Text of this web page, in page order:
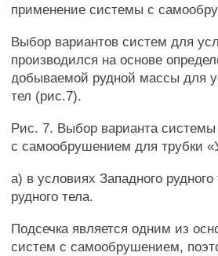
применение системы с
Выбор вариантов систем для
производился на основе
добываемой рудной массы для
тел (рис.7).
Рис. 7. Выбор варианта системы
с самообрушением для трубки
а) в условиях Западного
рудного тела.
Подсечка является одним из
систем с самообрушением,